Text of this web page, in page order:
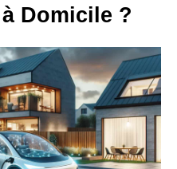
Domicile ?